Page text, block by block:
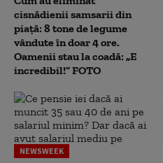
cisnădienii samsarii din
piață: 8 tone de legume
vândute în doar 4 ore.
Oamenii stau la coadă: „E
incredibil!” FOTO
NEWSWEEK